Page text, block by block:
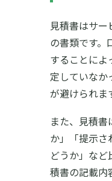
見積書はサー
の書類です。
することによ
定していなか
が避けられま
また、見積
か」「提示さ
どうか」な
積書の記載内